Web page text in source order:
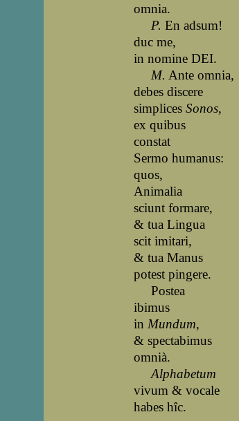
omnia.
P. En adsum!
duc me,
in nomine DEI.
M. Ante omnia,
debes discere
simplices Sonos,
ex quibus
constat
Sermo humanus:
quos,
Animalia
sciunt formare,
& tua Lingua
scit imitari,
& tua Manus
potest pingere.
Postea
ibimus
in Mundum,
& spectabimus
omnià.
Alphabetum
vivum & vocale
habes hîc.